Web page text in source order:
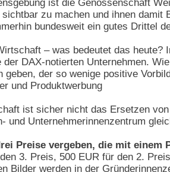
ist die Genossenschaft
sichtbar zu machen und ihnen
bundesweit ein gutes Drittel
– was bedeutet das
DAX-notierten Unternehmen.
geben, der so wenige positive
und Produktwerbung
ist sicher nicht das Ersetzen
und Unternehmerinnenzentrum
Preise vergeben, die mit einem
3. Preis, 500 EUR für den 2.
Bilder werden in der